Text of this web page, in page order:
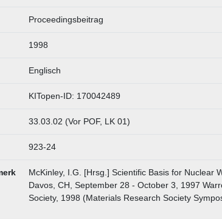
Proceedingsbeitrag
1998
Englisch
KITopen-ID: 170042489
33.03.02 (Vor POF, LK 01)
923-24
McKinley, I.G. [Hrsg.] Scientific Basis for Nuclear
Davos, CH, September 28 - October 3, 1997
Society, 1998 (Materials Research Society